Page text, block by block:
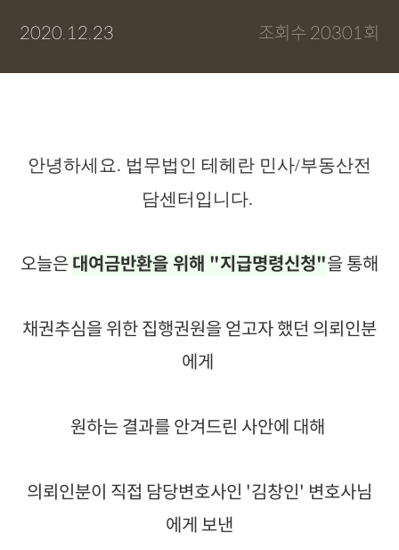
2020.12.23 조회수 20301회
안녕하세요. 법무법인 테헤란 민사/부동산전
담센터입니다.
오늘은 대여금반환을 위해 "지급명령신청"을 통해
채권추심을 위한 집행권원을 얻고자 했던 의뢰인분
에게
원하는 결과를 안겨드린 사안에 대해
의뢰인분이 직접 담당변호사인 '김창인' 변호사님
에게 보낸